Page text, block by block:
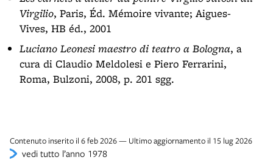
Virgilio, Paris, Éd. Mémoire vivante; Aigues-
Vives, HB éd., 2001
Luciano Leonesi maestro di teatro a Bologna, a
cura di Claudio Meldolesi e Piero Ferrarini,
Roma, Bulzoni, 2008, p. 201 sgg.
Contenuto inserito il 6 feb 2026 — Ultimo aggiornamento il 15 lug 2026
vedi tutto l’anno 1978